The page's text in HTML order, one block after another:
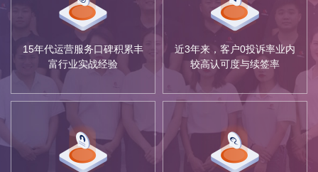
15年代运营服务口碑积累丰
富行业实战经验
近3年来，客户0投诉率业内
较高认可度与续签率